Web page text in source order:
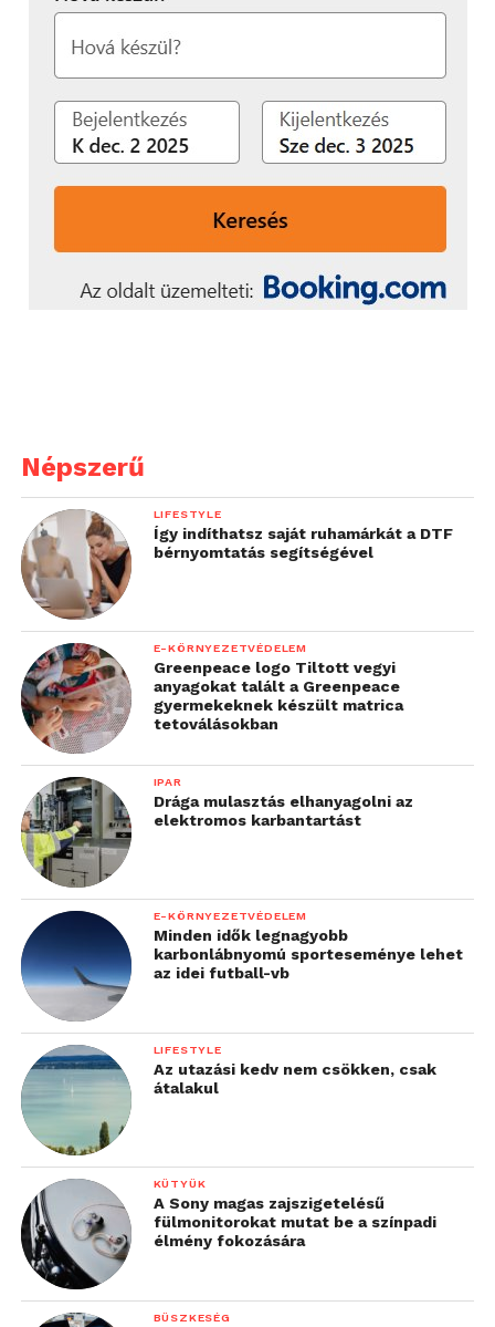
Népszerű
LIFESTYLE
Így indíthatsz saját ruhamárkát a DTF
bérnyomtatás segítségével
E-KÖRNYEZETVÉDELEM
Greenpeace logo Tiltott vegyi
anyagokat talált a Greenpeace
gyermekeknek készült matrica
tetoválásokban
IPAR
Drága mulasztás elhanyagolni az
elektromos karbantartást
E-KÖRNYEZETVÉDELEM
Minden idők legnagyobb
karbonlábnyomú sporteseménye lehet
az idei futball-vb
LIFESTYLE
Az utazási kedv nem csökken, csak
átalakul
KÜTYÜK
A Sony magas zajszigetelésű
fülmonitorokat mutat be a színpadi
élmény fokozására
BÜSZKESÉG